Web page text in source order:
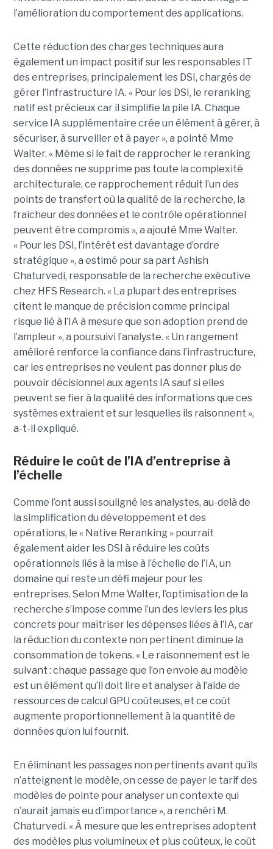
l’amélioration du comportement des applications.
Cette réduction des charges techniques aura
également un impact positif sur les responsables IT
des entreprises, principalement les DSI, chargés de
gérer l’infrastructure IA. « Pour les DSI, le reranking
natif est précieux car il simplifie la pile IA. Chaque
service IA supplémentaire crée un élément à gérer, à
sécuriser, à surveiller et à payer », a pointé Mme
Walter. « Même si le fait de rapprocher le reranking
des données ne supprime pas toute la complexité
architecturale, ce rapprochement réduit l’un des
points de transfert où la qualité de la recherche, la
fraîcheur des données et le contrôle opérationnel
peuvent être compromis », a ajouté Mme Walter.
« Pour les DSI, l’intérêt est davantage d’ordre
stratégique », a estimé pour sa part Ashish
Chaturvedi, responsable de la recherche exécutive
chez HFS Research. « La plupart des entreprises
citent le manque de précision comme principal
risque lié à l’IA à mesure que son adoption prend de
l’ampleur », a poursuivi l’analyste. « Un rangement
amélioré renforce la confiance dans l’infrastructure,
car les entreprises ne veulent pas donner plus de
pouvoir décisionnel aux agents IA sauf si elles
peuvent se fier à la qualité des informations que ces
systèmes extraient et sur lesquelles ils raisonnent »,
a-t-il expliqué.
Réduire le coût de l’IA d’entreprise à
l’échelle
Comme l’ont aussi souligné les analystes, au-delà de
la simplification du développement et des
opérations, le « Native Reranking » pourrait
également aider les DSI à réduire les coûts
opérationnels liés à la mise à l’échelle de l’IA, un
domaine qui reste un défi majeur pour les
entreprises. Selon Mme Walter, l’optimisation de la
recherche s’impose comme l’un des leviers les plus
concrets pour maîtriser les dépenses liées à l’IA, car
la réduction du contexte non pertinent diminue la
consommation de tokens. « Le raisonnement est le
suivant : chaque passage que l’on envoie au modèle
est un élément qu’il doit lire et analyser à l’aide de
ressources de calcul GPU coûteuses, et ce coût
augmente proportionnellement à la quantité de
données qu’on lui fournit.
En éliminant les passages non pertinents avant qu’ils
n’atteignent le modèle, on cesse de payer le tarif des
modèles de pointe pour analyser un contexte qui
n’aurait jamais eu d’importance », a renchéri M.
Chaturvedi. « À mesure que les entreprises adoptent
des modèles plus volumineux et plus coûteux, le coût